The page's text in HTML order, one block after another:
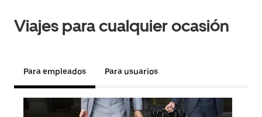
Viajes para cualquier ocasión
Para empleados Para usuarios